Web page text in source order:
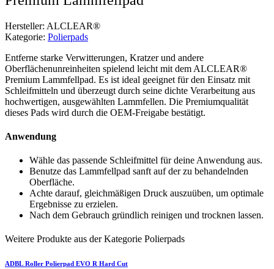
Hersteller: ALCLEAR®
Kategorie: Polierpads
Entferne starke Verwitterungen, Kratzer und andere
Oberflächenunreinheiten spielend leicht mit dem ALCLEAR®
Premium Lammfellpad. Es ist ideal geeignet für den Einsatz mit
Schleifmitteln und überzeugt durch seine dichte Verarbeitung aus
hochwertigen, ausgewählten Lammfellen. Die Premiumqualität
dieses Pads wird durch die OEM-Freigabe bestätigt.
Anwendung
Wähle das passende Schleifmittel für deine Anwendung aus.
Benutze das Lammfellpad sanft auf der zu behandelnden
Oberfläche.
Achte darauf, gleichmäßigen Druck auszuüben, um optimale
Ergebnisse zu erzielen.
Nach dem Gebrauch gründlich reinigen und trocknen lassen.
Weitere Produkte aus der Kategorie Polierpads
ADBL Roller Polierpad EVO R Hard Cut